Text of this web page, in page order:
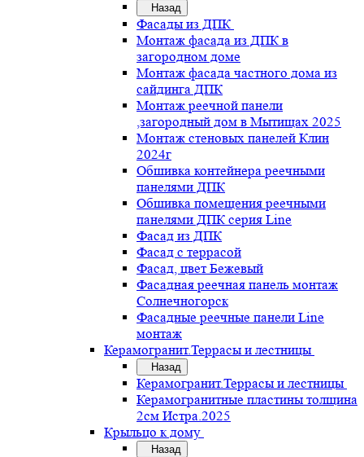
Назад
Фасады из ДПК
Монтаж фасада из ДПК в
загородном доме
Монтаж фасада частного дома из
сайдинга ДПК
Монтаж реечной панели
,загородный дом в Мытищах 2025
Монтаж стеновых панелей Клин
2024г
Обшивка контейнера реечными
панелями ДПК
Обшивка помещения реечными
панелями ДПК серия Line
Фасад из ДПК
Фасад с террасой
Фасад, цвет Бежевый
Фасадная реечная панель монтаж
Солнечногорск
Фасадные реечные панели Line
монтаж
Керамогранит.Террасы и лестницы
Назад
Керамогранит.Террасы и лестницы
Керамогранитные пластины толщина
2см Истра.2025
Крыльцо к дому
Назад